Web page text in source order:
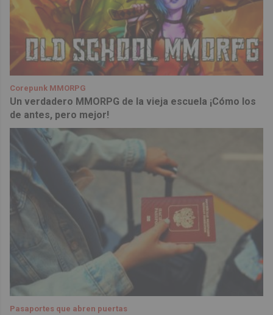
Corepunk MMORPG
Un verdadero MMORPG de la vieja escuela ¡Cómo los
de antes, pero mejor!
Pasaportes que abren puertas